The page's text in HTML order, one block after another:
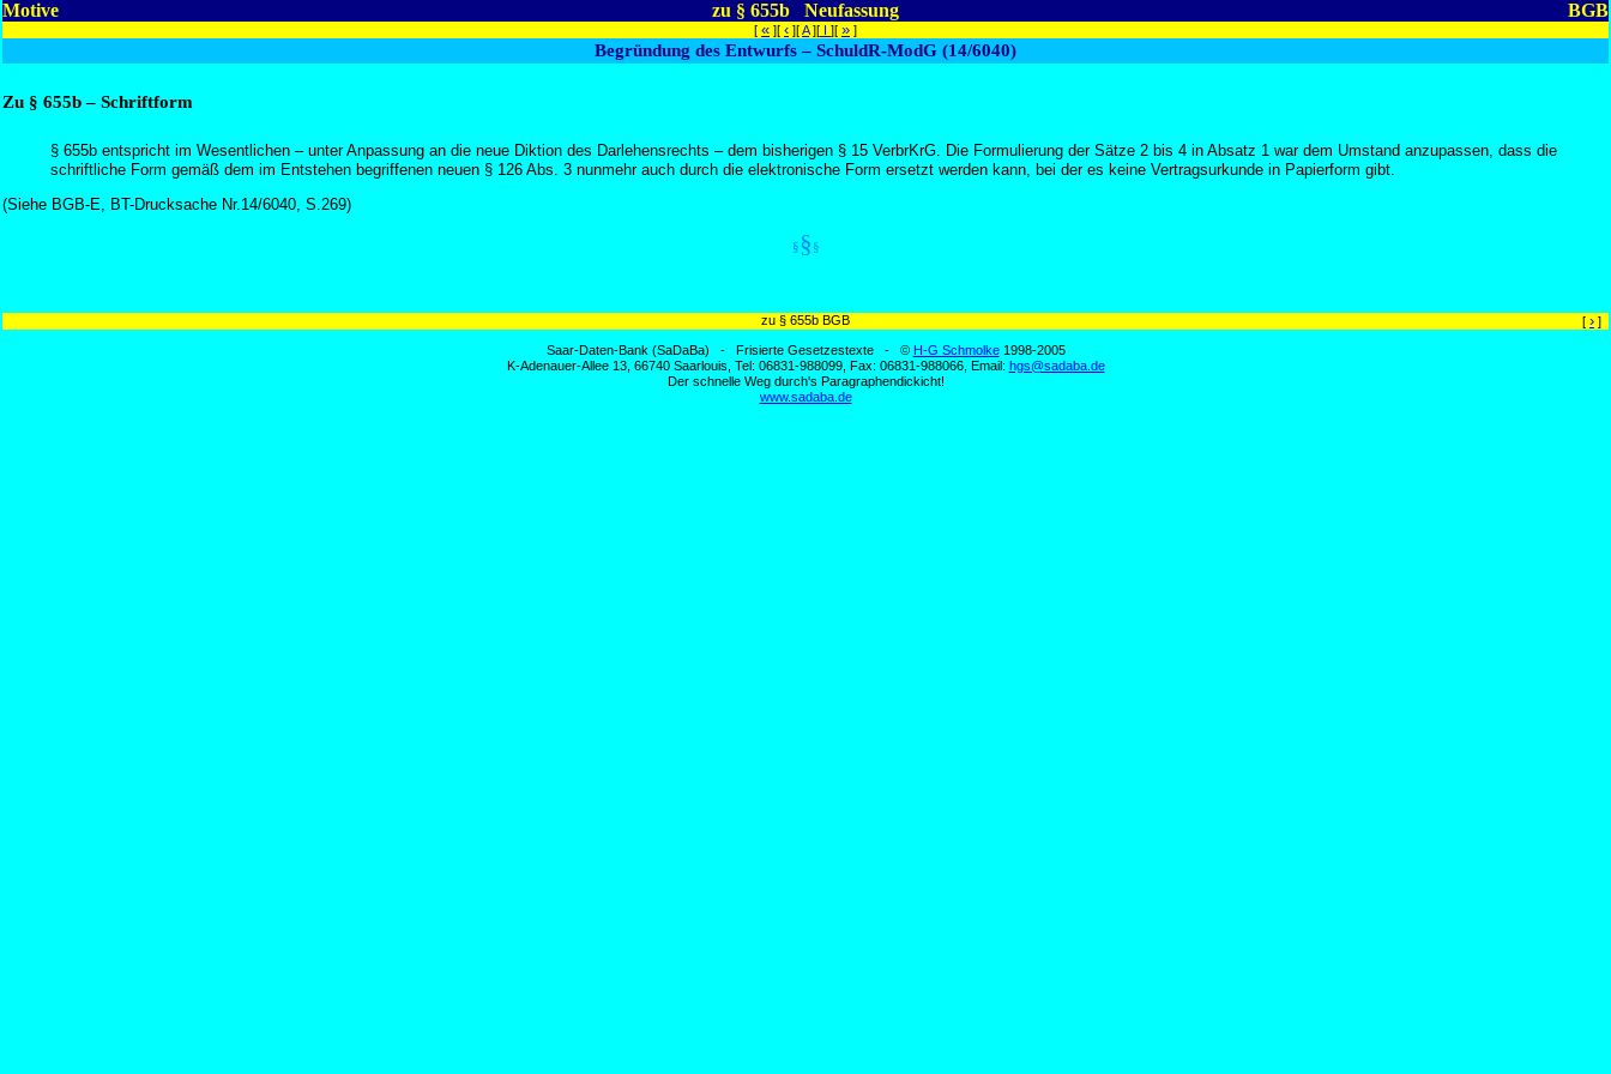
Motive zu § 655b Neufassung BGB
[ « ][ ‹ ][A][ I ][ » ]
Begründung des Entwurfs – SchuldR-ModG (14/6040)
Zu § 655b – Schriftform
§ 655b entspricht im Wesentlichen – unter Anpassung an die neue Diktion des Darlehensrechts – dem bisherigen § 15 VerbrKrG. Die Formulierung der Sätze 2 bis 4 in Absatz 1 war dem Umstand anzupassen, dass die
schriftliche Form gemäß dem im Entstehen begriffenen neuen § 126 Abs. 3 nunmehr auch durch die elektronische Form ersetzt werden kann, bei der es keine Vertragsurkunde in Papierform gibt.
(Siehe BGB-E, BT-Drucksache Nr.14/6040, S.269)
§§ §
zu § 655b BGB [ › ]
Saar-Daten-Bank (SaDaBa) - Frisierte Gesetzestexte - © H-G Schmolke1998-2005
K-Adenauer-Allee 13, 66740 Saarlouis, Tel: 06831-988099, Fax: 06831-988066, Email: hgs@sadaba.de
Der schnelle Weg durch's Paragraphendickicht!
www.sadaba.de